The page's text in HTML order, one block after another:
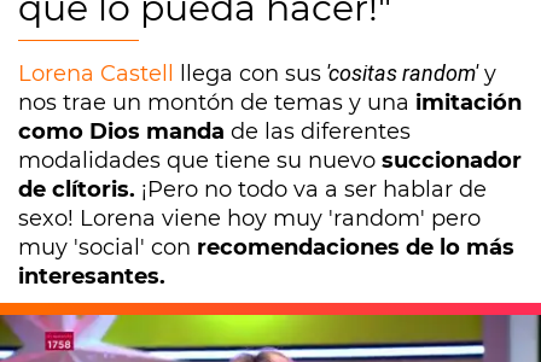
Lorena Castell llega con sus 'cositas random'y
nos trae un montón de temas y una imitación
como Dios manda de las diferentes
modalidades que tiene su nuevo succionador
de clítoris. ¡Pero no todo va a ser hablar de
sexo! Lorena viene hoy muy 'random' pero
muy 'social' con recomendaciones de lo más
interesantes.